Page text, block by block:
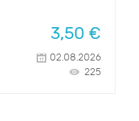
3,50 €
02.08.2026
225